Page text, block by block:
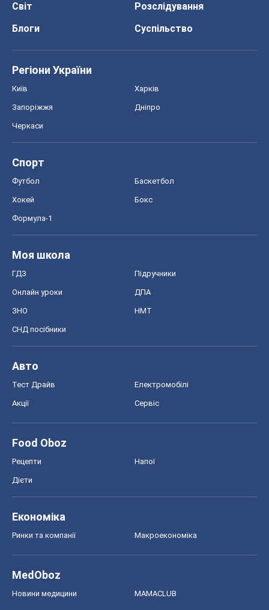
Світ
Розслідування
Блоги
Суспільство
Регіони України
Київ Харків
Запоріжжя Дніпро
Черкаси
Спорт
Футбол Баскетбол
Хокей Бокс
Формула-1
Моя школа
ГДЗ Підручники
Онлайн уроки ДПА
ЗНО НМТ
СНД посібники
Авто
Тест Драйв Електромобілі
Акції Сервіс
Food Oboz
Рецепти Напої
Дієти
Економіка
Ринки та компанії Макроекономіка
MedOboz
Новини медицини MAMACLUB